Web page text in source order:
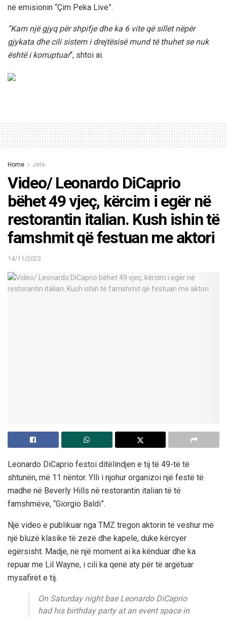
në emisionin “Çim Peka Live”.
“Kam një gjyq për shpifje dhe ka 6 vite që sillet nëpër
gjykata dhe cili sistem i drejtësisë mund të thuhet se nuk
është i korruptuar“, shtoi ai.
Home Jetë
Video/ Leonardo DiCaprio
bëhet 49 vjeç, kërcim i egër në
restorantin italian. Kush ishin të
famshmit që festuan me aktori
14/11/2023
Leonardo DiCaprio festoi ditëlindjen e tij të 49-të të
shtunën, më 11 nëntor. Ylli i njohur organizoi një festë të
madhe në Beverly Hills në restorantin italian të të
famshmëve, “Giorgio Baldi”.
Një video e publikuar nga TMZ tregon aktorin të veshur me
një bluzë klasike të zezë dhe kapele, duke kërcyer
egërsisht. Madje, në një moment ai ka kënduar dhe ka
repuar me Lil Wayne, i cili ka qenë aty për të argëtuar
mysafirët e tij.
On Saturday night bae Leonardo DiCaprio
had his birthday party at an event space in